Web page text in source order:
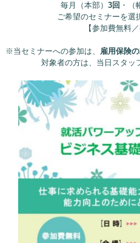
毎月（本部） 3回 ・（
ご希望のセミナーを選
【参加費無料
※当セミナーへの参加は、 雇用保険
対象者の方は、当日スタッ